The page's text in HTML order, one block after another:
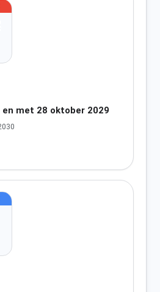
met 28 oktober 2029